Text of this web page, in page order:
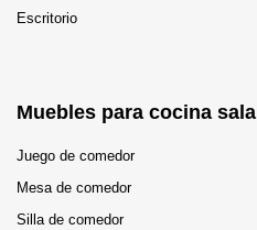
Escritorio
Muebles para cocina sala
Juego de comedor
Mesa de comedor
Silla de comedor